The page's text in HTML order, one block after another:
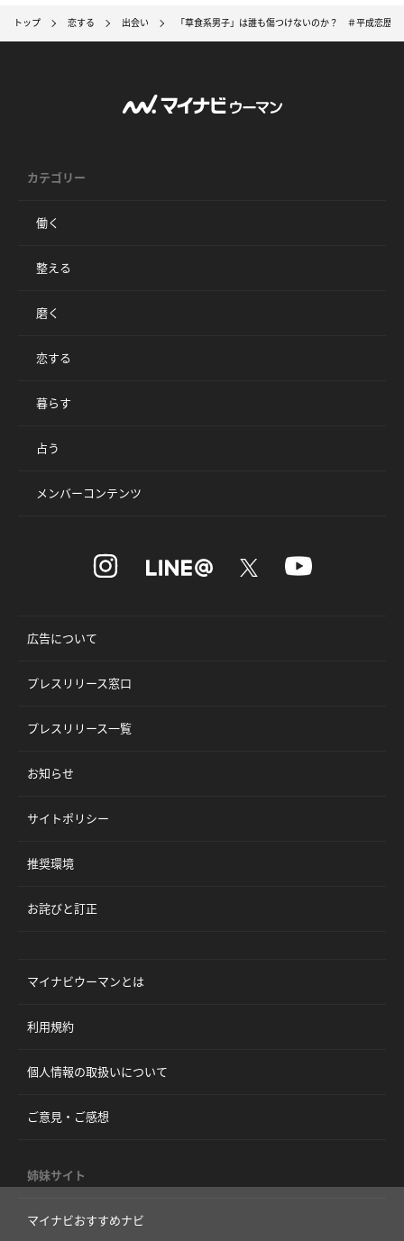
トップ 恋する 出会い 「草食系男子」は誰も傷つけないのか？ ＃平成恋歴史
カテゴリー
働く
整える
磨く
恋する
暮らす
占う
メンバーコンテンツ
広告について
プレスリリース窓口
プレスリリース一覧
お知らせ
サイトポリシー
推奨環境
お詫びと訂正
マイナビウーマンとは
利用規約
個人情報の取扱いについて
ご意見・ご感想
姉妹サイト
マイナビおすすめナビ